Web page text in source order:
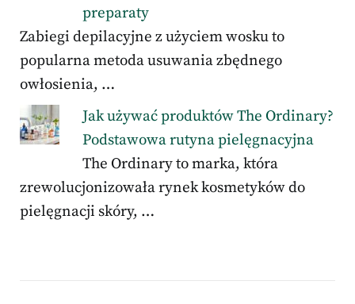
preparaty
Zabiegi depilacyjne z użyciem wosku to
popularna metoda usuwania zbędnego
owłosienia, …
Jak używać produktów The Ordinary?
Podstawowa rutyna pielęgnacyjna
The Ordinary to marka, która
zrewolucjonizowała rynek kosmetyków do
pielęgnacji skóry, …